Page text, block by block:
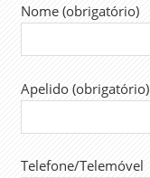
SINDICATO
TRABALHO
Nome (obrigatório)
Apelido (obrigatório)
Telefone/Telemóvel